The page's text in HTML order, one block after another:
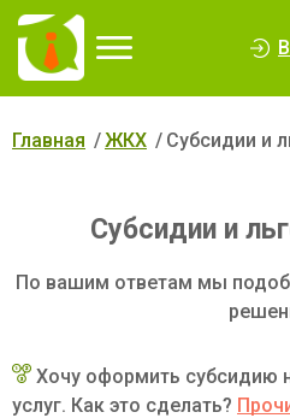
Главная ЖКХ Субсидии и
Субсидии и
По вашим ответам мы
Хочу оформить субсидию
услуг. Как это сделать?